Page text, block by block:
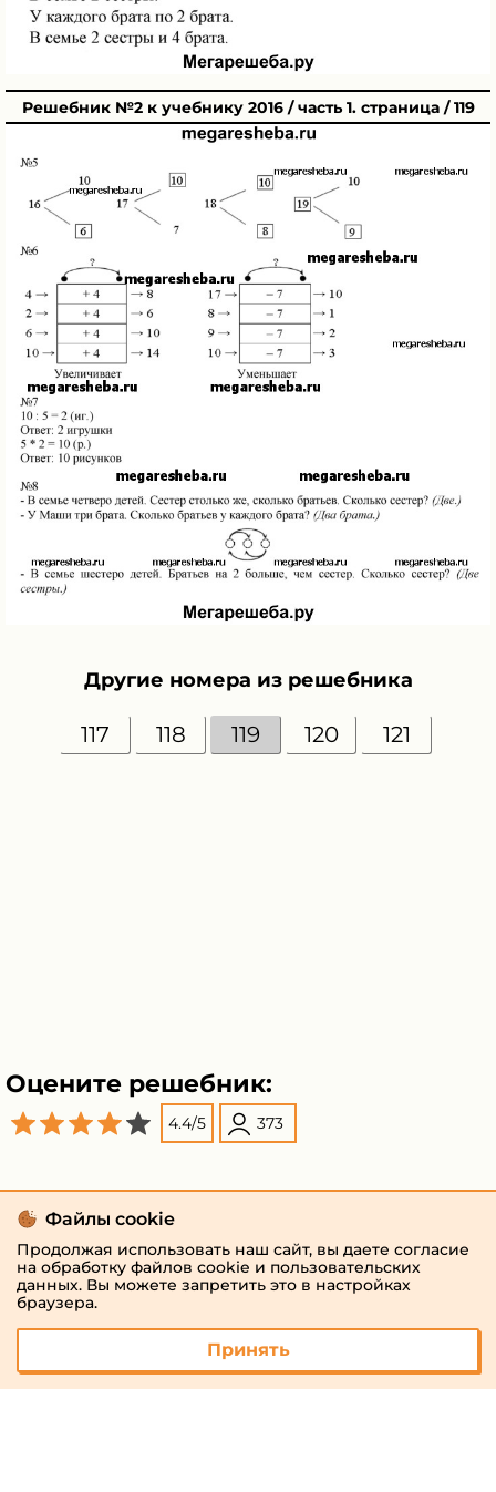
Решебник №2 к учебнику 2016 / часть 1. страница / 119
Другие номера из решебника
117 118 119 120 121
Оцените решебник:
4.4/5 373
Файлы cookie
Продолжая использовать наш сайт, вы даете согласие
на обработку файлов cookie и пользовательских
данных. Вы можете запретить это в настройках
браузера.
Принять